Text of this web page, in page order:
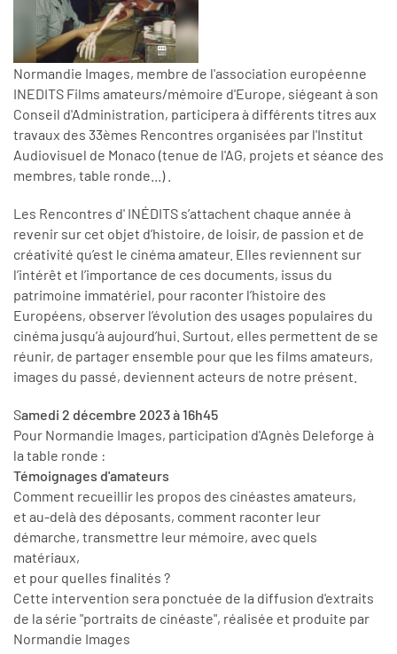
Normandie Images, membre de l'association européenne
INEDITS Films amateurs/mémoire d'Europe, siégeant à son
Conseil d'Administration, participera à différents titres aux
travaux des 33èmes Rencontres organisées par l'Institut
Audiovisuel de Monaco (tenue de l'AG, projets et séance des
membres, table ronde...) .
Les Rencontres d' INÉDITS s’attachent chaque année à
revenir sur cet objet d’histoire, de loisir, de passion et de
créativité qu’est le cinéma amateur. Elles reviennent sur
l’intérêt et l’importance de ces documents, issus du
patrimoine immatériel, pour raconter l’histoire des
Européens, observer l’évolution des usages populaires du
cinéma jusqu’à aujourd’hui. Surtout, elles permettent de se
réunir, de partager ensemble pour que les films amateurs,
images du passé, deviennent acteurs de notre présent.
Samedi 2 décembre 2023 à 16h45
Pour Normandie Images, participation d'Agnès Deleforge à
la table ronde :
Témoignages d'amateurs
Comment recueillir les propos des cinéastes amateurs,
et au-delà des déposants, comment raconter leur
démarche, transmettre leur mémoire, avec quels
matériaux,
et pour quelles finalités ?
Cette intervention sera ponctuée de la diffusion d'extraits
de la série "portraits de cinéaste", réalisée et produite par
Normandie Images